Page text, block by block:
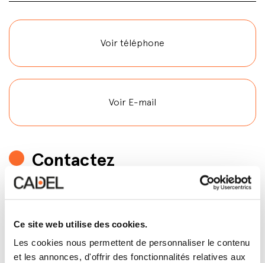
Ce site web utilise des cookies.
Les cookies nous permettent de personnaliser le contenu
et les annonces, d'offrir des fonctionnalités relatives aux
Voir téléphone
Voir E-mail
Contactez